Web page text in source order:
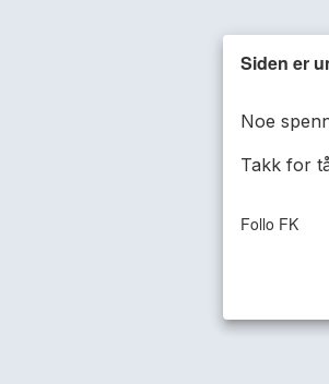
Siden er
Noe
Takk for
Follo FK